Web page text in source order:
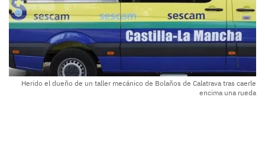
Herido el dueño de un taller mecánico de Bolaños de Calatrava tras caerle
encima una rueda